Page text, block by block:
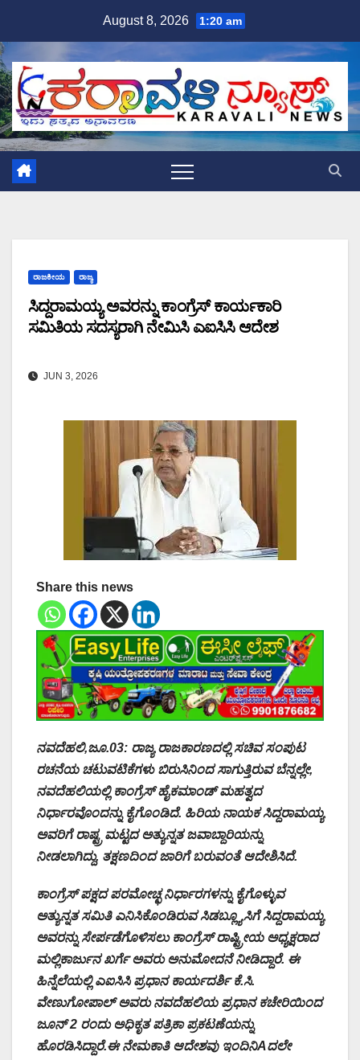
content
August 8, 2026 1:20 am
ರಾಜಕೀಯ ರಾಜ್ಯ
ಸಿದ್ದರಾಮಯ್ಯ ಅವರನ್ನು ಕಾಂಗ್ರೆಸ್ ಕಾರ್ಯಕಾರಿ
ಸಮಿತಿಯ ಸದಸ್ಯರಾಗಿ ನೇಮಿಸಿ ಎಐಸಿಸಿ ಆದೇಶ
JUN 3, 2026
Share this news
ನವದೆಹಲಿ,ಜೂ.03: ರಾಜ್ಯ ರಾಜಕಾರಣದಲ್ಲಿ ಸಚಿವ ಸಂಪುಟ
ರಚನೆಯ ಚಟುವಟಿಕೆಗಳು ಬಿರುಸಿನಿಂದ ಸಾಗುತ್ತಿರುವ ಬೆನ್ನಲ್ಲೇ,
ನವದೆಹಲಿಯಲ್ಲಿ ಕಾಂಗ್ರೆಸ್ ಹೈಕಮಾಂಡ್ ಮಹತ್ವದ
ನಿರ್ಧಾರವೊಂದನ್ನು ಕೈಗೊಂಡಿದೆ. ಹಿರಿಯ ನಾಯಕ ಸಿದ್ದರಾಮಯ್ಯ
ಅವರಿಗೆ ರಾಷ್ಟ್ರ ಮಟ್ಟದ ಅತ್ಯುನ್ನತ ಜವಾಬ್ದಾರಿಯನ್ನು
ನೀಡಲಾಗಿದ್ದು, ತಕ್ಷಣದಿಂದ ಜಾರಿಗೆ ಬರುವಂತೆ ಆದೇಶಿಸಿದೆ.
ಕಾಂಗ್ರೆಸ್ ಪಕ್ಷದ ಪರಮೋಚ್ಛ ನಿರ್ಧಾರಗಳನ್ನು ಕೈಗೊಳ್ಳುವ
ಅತ್ಯುನ್ನತ ಸಮಿತಿ ಎನಿಸಿಕೊಂಡಿರುವ ಸಿಡಬ್ಲ್ಯೂಸಿಗೆ ಸಿದ್ದರಾಮಯ್ಯ
ಅವರನ್ನು ಸೇರ್ಪಡೆಗೊಳಿಸಲು ಕಾಂಗ್ರೆಸ್ ರಾಷ್ಟ್ರೀಯ ಅಧ್ಯಕ್ಷರಾದ
ಮಲ್ಲಿಕಾರ್ಜುನ ಖರ್ಗೆ ಅವರು ಅನುಮೋದನೆ ನೀಡಿದ್ದಾರೆ. ಈ
ಹಿನ್ನೆಲೆಯಲ್ಲಿ ಎಐಸಿಸಿ ಪ್ರಧಾನ ಕಾರ್ಯದರ್ಶಿ ಕೆ.ಸಿ.
ವೇಣುಗೋಪಾಲ್ ಅವರು ನವದೆಹಲಿಯ ಪ್ರಧಾನ ಕಚೇರಿಯಿಂದ
ಜೂನ್ 2 ರಂದು ಅಧಿಕೃತ ಪತ್ರಿಕಾ ಪ್ರಕಟಣೆಯನ್ನು
ಹೊರಡಿಸಿದ್ದಾರೆ.ಈ ನೇಮಕಾತಿ ಆದೇಶವು ಇಂದಿನಿAದಲೇ